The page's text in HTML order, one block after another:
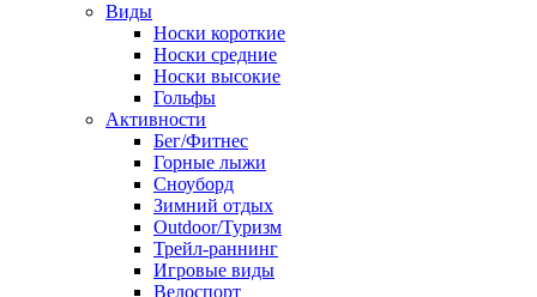
Виды
Носки короткие
Носки средние
Носки высокие
Гольфы
Активности
Бег/Фитнес
Горные лыжи
Сноуборд
Зимний отдых
Outdoor/Туризм
Трейл-раннинг
Игровые виды
Велоспорт